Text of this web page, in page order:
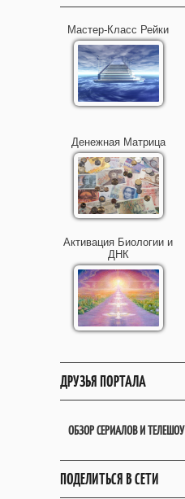
Мастер-Класс Рейки
Денежная Матрица
Активация Биологии и
ДНК
ДРУЗЬЯ ПОРТАЛА
ОБЗОР СЕРИАЛОВ И ТЕЛЕШОУ
ПОДЕЛИТЬСЯ В СЕТИ